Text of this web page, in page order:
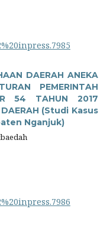
DAERAH ANEKA
PEMERINTAH
54 TAHUN 2017
(Studi Kasus
Nganjuk)